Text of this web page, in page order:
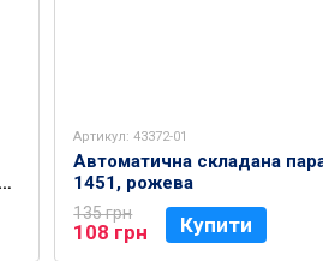
Артикул: 43372-01
Автоматична складана
1451, рожева
135 грн
108 грн Купити